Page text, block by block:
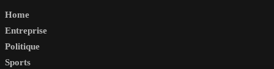
Home
Entreprise
Politique
Sports